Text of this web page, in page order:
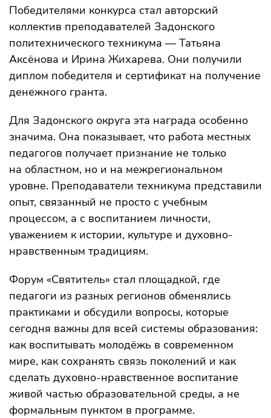
Победителями конкурса стал авторский
коллектив преподавателей Задонского
политехнического техникума — Татьяна
Аксёнова и Ирина Жихарева. Они получили
диплом победителя и сертификат на получение
денежного гранта.
Для Задонского округа эта награда особенно
значима. Она показывает, что работа местных
педагогов получает признание не только
на областном, но и на межрегиональном
уровне. Преподаватели техникума представили
опыт, связанный не просто с учебным
процессом, а с воспитанием личности,
уважением к истории, культуре и духовно-
нравственным традициям.
Форум «Святитель» стал площадкой, где
педагоги из разных регионов обменялись
практиками и обсудили вопросы, которые
сегодня важны для всей системы образования:
как воспитывать молодёжь в современном
мире, как сохранять связь поколений и как
сделать духовно-нравственное воспитание
живой частью образовательной среды, а не
формальным пунктом в программе.